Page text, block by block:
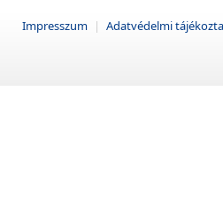
Impresszum | Adatvédelmi